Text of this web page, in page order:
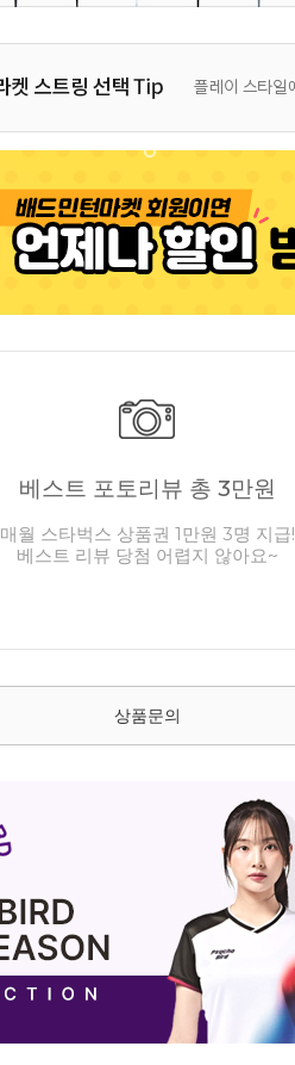
베스트 포토리뷰 총 3만원
매월 스타벅스 상품권 1만원 3명 지급!
베스트 리뷰 당첨 어렵지 않아요~
상품문의